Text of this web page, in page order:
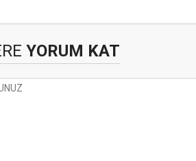
YORUM KAT